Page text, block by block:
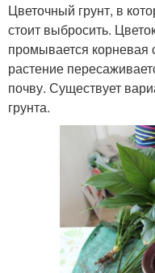
Водород от мошек
Цветочный грунт, в
стоит выбросить.
промывается корневая
растение
почву. Существует
грунта.